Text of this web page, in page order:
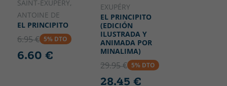
SAINT-EXUPÉRY,
ANTOINE DE
EL PRINCIPITO
6.95 € 5% DTO
6.60 €
EXUPÉRY
EL PRINCIPITO
(EDICIÓN
ILUSTRADA Y
ANIMADA POR
MINALIMA)
29.95 € 5% DTO
28.45 €